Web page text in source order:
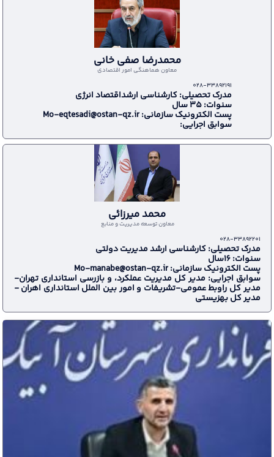
محمدرضا صفی خانی
معاون هماهنگی امور اقتصادی
028-33892191
مدرک تحصیلی: کارشناسی ارشداقتصاد انرژی
سنوات: 35 سال
پست الکترونیک سازمانی: Mo-eqtesadi@ostan-qz.ir
سوابق اجرایی:
محمد میرزائی
معاون توسعه مدیریت و منابع
028-33892201
مدرک تحصیلی: کارشناسی ارشد مدیریت دولتی
سنوات: 16سال
پست الکترونیک سازمانی: Mo-manabe@ostan-qz.ir
سوابق اجرایی: مدیر کل مدیریت عملکرد، و بازرسی استانداری تهران-
مدیر کل راوبط عمومی-تشریفات و امور بین الملل استانداری اهران -
مدیر کل بهزیستی
مدرک تحصیلی: لیسانس مدیریت دولتی
سنوات: 29سال
پست الکترونیک سازمانی: abyek@ostan-qz.ir
سوابق اجرایی: معاون دفتر امنیتی و انتظامی- معاون فرماندار